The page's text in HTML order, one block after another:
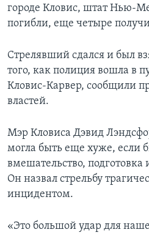
городе Кловис, штат Нью-
погибли, еще четыре
Стрелявший сдался и был
того, как полиция вошла в
Кловис-Карвер, сообщили
властей.
Мэр Кловиса Дэвид
могла быть еще хуже, если
вмешательство,
Он назвал стрельбу
инцидентом.
«Это большой удар для